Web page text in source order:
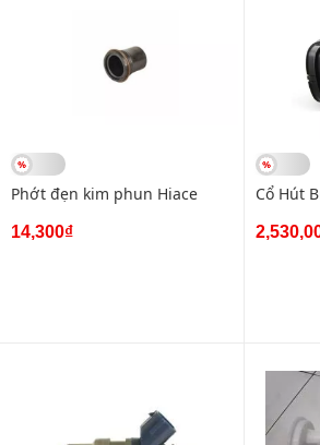
Phớt đẹn kim phun Hiace
14,300₫
Cổ Hút